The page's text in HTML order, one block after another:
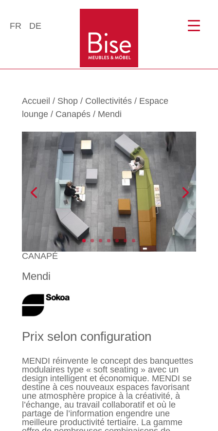
FR DE
Accueil / Shop/ Collectivités/ Espace
lounge/ Canapés/ Mendi
CANAPÉ
Mendi
Prix selon configuration
MENDI réinvente le concept des banquettes
modulaires type « soft seating » avec un
design intelligent et économique. MENDI se
destine à ces nouveaux espaces favorisant
une atmosphère propice à la créativité, à
l’échange, au travail collaboratif et où le
partage de l’information engendre une
meilleure productivité tertiaire. La gamme